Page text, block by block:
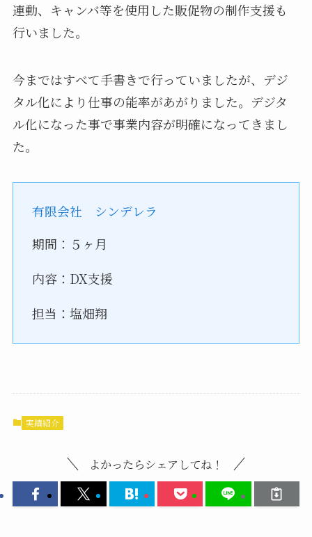
連動、キャンバ等を使用した販促物の制作支援も
行いました。
今まではすべて手書きで行っていましたが、デジ
タル化により仕事の能率があがりました。デジタ
ル化になった事で事業内容が明確になってきまし
た。
有限会社 シンデレラ
期間：５ヶ月
内容：DX支援
担当：塩畑翔
実績紹介
よかったらシェアしてね！